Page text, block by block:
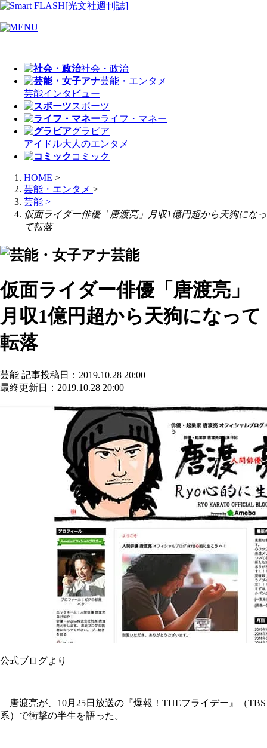
社会・政治
芸能・エンタメ
芸能インタビュー
スポーツ
ライフ・マネー
グラビア
アイドル大人のエンタメ
コミック
HOME >
芸能・エンタメ >
芸能 >
仮面ライダー俳優「唐渡亮」月収1億円超から天狗になっ
て転落
芸能
仮面ライダー俳優「唐渡亮」
月収1億円超から天狗になって
転落
芸能 記事投稿日：2019.10.28 20:00
最終更新日：2019.10.28 20:00
公式ブログより
唐渡亮が、10月25日放送の『爆報！THEフライデー』（TBS
系）で衝撃の半生を語った。